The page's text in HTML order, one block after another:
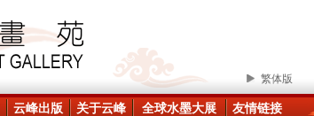
繁体版
云峰出版 关于云峰 全球水墨大展 友情链接